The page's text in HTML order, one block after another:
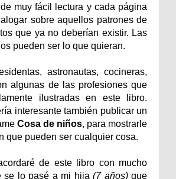
muy fácil lectura y cada página
sobre aquellos patrones de
que ya no deberían existir. Las
pueden ser lo que quieran.
astronautas, cocineras,
algunas de las profesiones que
ilustradas en este libro.
interesante también publicar un
Cosa de niños, para mostrarle
que pueden ser cualquier cosa.
de este libro con mucho
se lo pasé a mi hija(7 años)que